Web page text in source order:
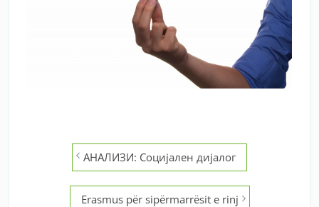
navigation
АНАЛИЗИ: Социјален дијалог
Erasmus për sipërmarrësit e rinj